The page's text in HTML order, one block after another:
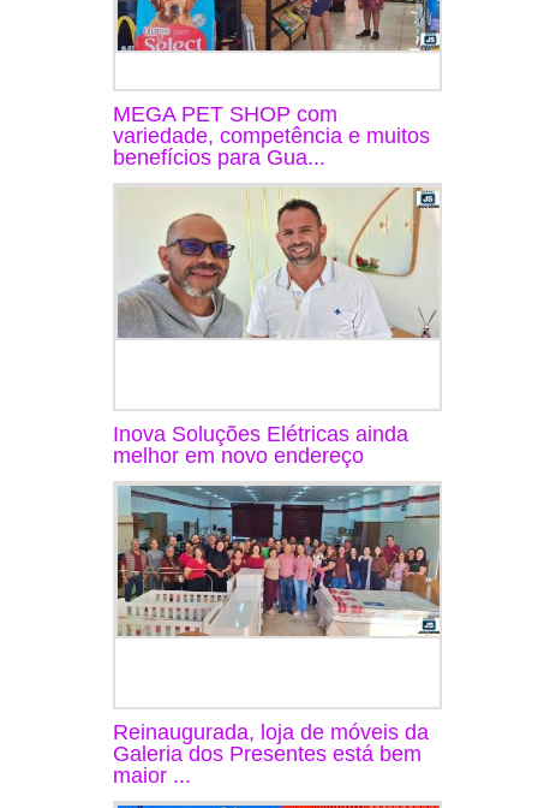
MEGA PET SHOP com
variedade, competência e muitos
benefícios para Gua...
Inova Soluções Elétricas ainda
melhor em novo endereço
Reinaugurada, loja de móveis da
Galeria dos Presentes está bem
maior ...